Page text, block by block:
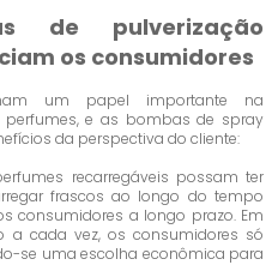
de pulverização
os consumidores
um papel importante na
e as bombas de spray
da perspectiva do cliente:
recarregáveis ​​possam ter
frascos ao longo do tempo
consumidores a longo prazo. Em
cada vez, os consumidores só
se uma escolha econômica para